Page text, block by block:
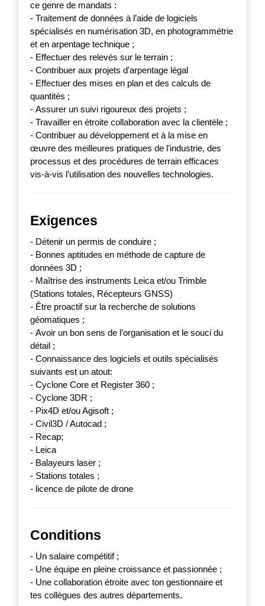
ce genre de mandats :
- Traitement de données à l’aide de logiciels
spécialisés en numérisation 3D, en photogrammétrie
et en arpentage technique ;
- Effectuer des relevés sur le terrain ;
- Contribuer aux projets d'arpentage légal
- Effectuer des mises en plan et des calculs de
quantités ;
- Assurer un suivi rigoureux des projets ;
- Travailler en étroite collaboration avec la clientèle ;
- Contribuer au développement et à la mise en
œuvre des meilleures pratiques de l’industrie, des
processus et des procédures de terrain efficaces
vis-à-vis l’utilisation des nouvelles technologies.
Exigences
- Détenir un permis de conduire ;
- Bonnes aptitudes en méthode de capture de
données 3D ;
- Maîtrise des instruments Leica et/ou Trimble
(Stations totales, Récepteurs GNSS)
- Être proactif sur la recherche de solutions
géomatiques ;
- Avoir un bon sens de l’organisation et le souci du
détail ;
- Connaissance des logiciels et outils spécialisés
suivants est un atout:
- Cyclone Core et Register 360 ;
- Cyclone 3DR ;
- Pix4D et/ou Agisoft ;
- Civil3D / Autocad ;
- Recap;
- Leica
- Balayeurs laser ;
- Stations totales ;
- licence de pilote de drone
Conditions
- Un salaire compétitif ;
- Une équipe en pleine croissance et passionnée ;
- Une collaboration étroite avec ton gestionnaire et
tes collègues des autres départements.